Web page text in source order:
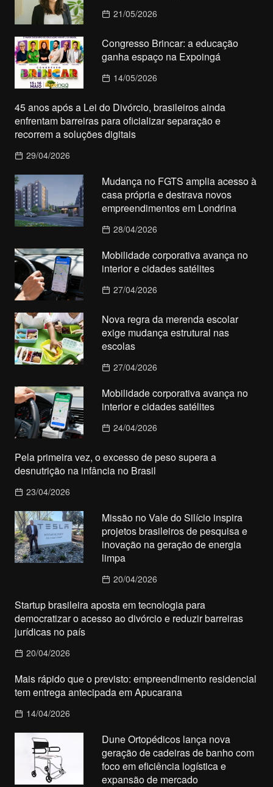
21/05/2026
Congresso Brincar: a educação
ganha espaço na Expoingá
14/05/2026
45 anos após a Lei do Divórcio, brasileiros ainda
enfrentam barreiras para oficializar separação e
recorrem a soluções digitais
29/04/2026
Mudança no FGTS amplia acesso à
casa própria e destrava novos
empreendimentos em Londrina
28/04/2026
Mobilidade corporativa avança no
interior e cidades satélites
27/04/2026
Nova regra da merenda escolar
exige mudança estrutural nas
escolas
27/04/2026
Mobilidade corporativa avança no
interior e cidades satélites
24/04/2026
Pela primeira vez, o excesso de peso supera a
desnutrição na infância no Brasil
23/04/2026
Missão no Vale do Silício inspira
projetos brasileiros de pesquisa e
inovação na geração de energia
limpa
20/04/2026
Startup brasileira aposta em tecnologia para
democratizar o acesso ao divórcio e reduzir barreiras
jurídicas no país
20/04/2026
Mais rápido que o previsto: empreendimento residencial
tem entrega antecipada em Apucarana
14/04/2026
Dune Ortopédicos lança nova
geração de cadeiras de banho com
foco em eficiência logística e
expansão de mercado